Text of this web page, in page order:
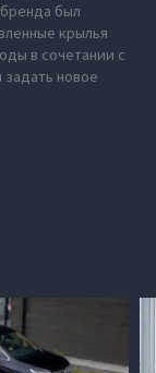
был
крылья
в сочетании с
новое